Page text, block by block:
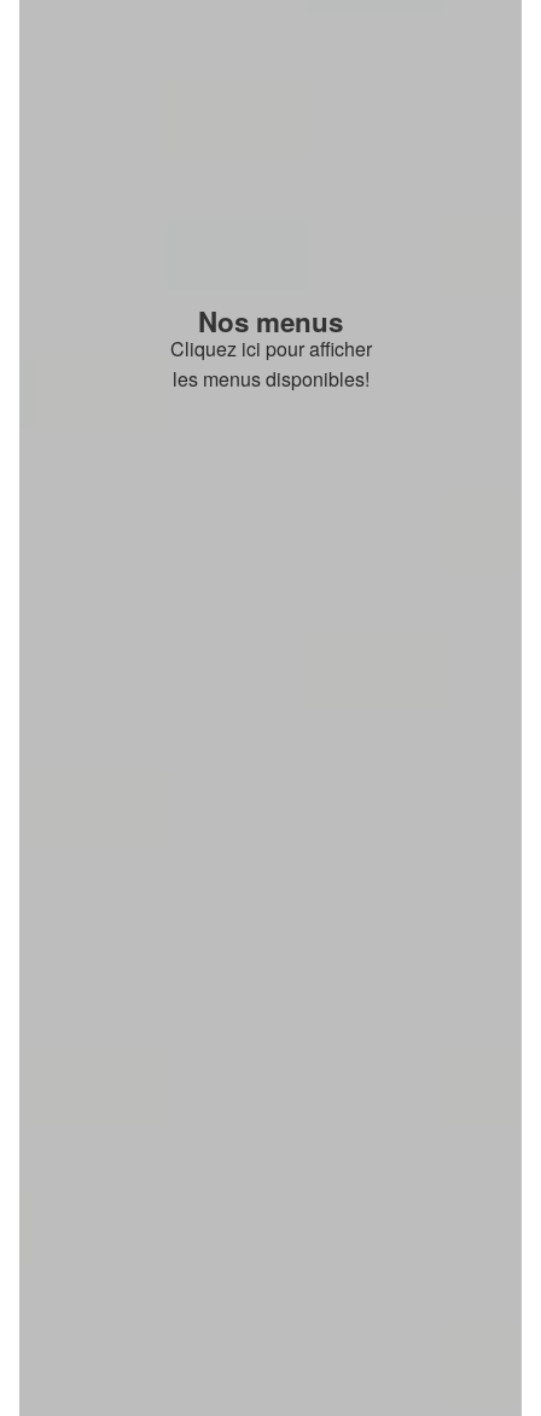
Nos menus
Cliquez ici pour afficher
les menus disponibles!